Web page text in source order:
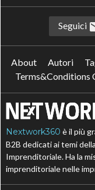
Seguici
About Autori
Terms&Conditions
Nextwork360 è il più
B2B dedicati ai temi
Imprenditoriale. Ha la
imprenditoriale nelle